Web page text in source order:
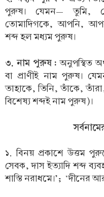
পুরুষ। যেমন— তুমি,
তোমাদিগকে, আপনি,
শব্দ হল মধ্যম পুরুষ।
৩. নাম পুরুষ : অনুপস্থিত
বা প্রাণীই নাম পুরুষ।
তাহাকে, তিনি, তাঁকে,
বিশেষ্য শব্দই নাম পুরুষ)।
১. বিনয় প্রকাশে উত্তম
সেবক, দাস ইত্যাদি শব্দ
শাস্তি নরাধমে।’; ‘দীনের